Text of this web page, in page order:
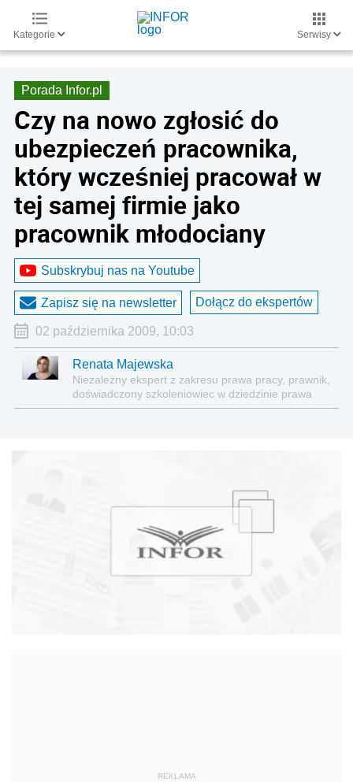
Kategorie Serwisy
Porada Infor.pl
Czy na nowo zgłosić do
ubezpieczeń pracownika,
który wcześniej pracował w
tej samej firmie jako
pracownik młodociany
Subskrybuj nas na Youtube
Zapisz się na newsletter Dołącz do ekspertów
02 października 2009, 10:03
Renata Majewska
Niezależny ekspert z zakresu prawa pracy, prawnik,
doświadczony szkoleniowiec w dziedzinie prawa
pracy, w tym w praktycznym rozliczaniu